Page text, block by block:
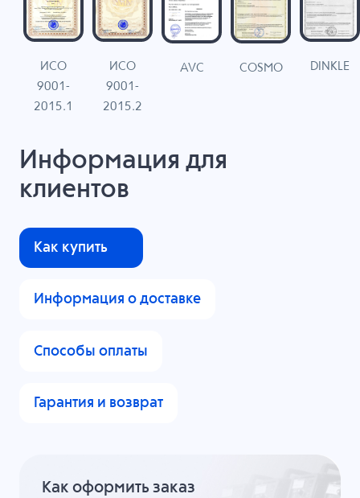
ИСО
9001-
2015.1
ИСО
9001-
2015.2
AVC COSMO DINKLE
Информация для
клиентов
Как купить
Информация о доставке
Способы оплаты
Гарантия и возврат
Как оформить заказ